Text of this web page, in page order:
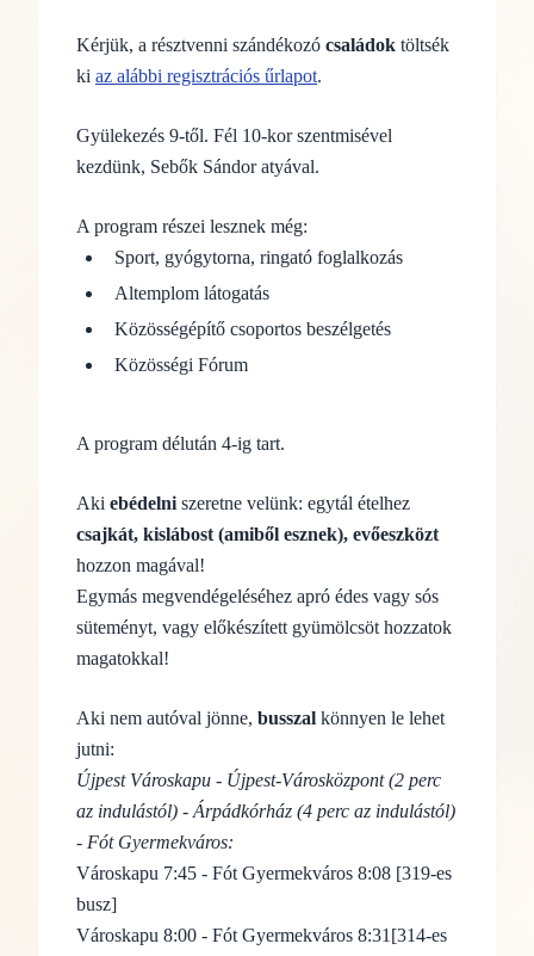
Kérjük, a résztvenni szándékozó családok töltsék
ki az alábbi regisztrációs űrlapot.
Gyülekezés 9-től. Fél 10-kor szentmisével
kezdünk, Sebők Sándor atyával.
A program részei lesznek még:
Sport, gyógytorna, ringató foglalkozás
Altemplom látogatás
Közösségépítő csoportos beszélgetés
Közösségi Fórum
A program délután 4-ig tart.
Aki ebédelni szeretne velünk: egytál ételhez
csajkát, kislábost (amiből esznek), evőeszközt
hozzon magával!
Egymás megvendégeléséhez apró édes vagy sós
süteményt, vagy előkészített gyümölcsöt hozzatok
magatokkal!
Aki nem autóval jönne, busszal könnyen le lehet
jutni:
Újpest Városkapu - Újpest-Városközpont (2 perc
az indulástól) - Árpádkórház (4 perc az indulástól)
- Fót Gyermekváros:
Városkapu 7:45 - Fót Gyermekváros 8:08 [319-es
busz]
Városkapu 8:00 - Fót Gyermekváros 8:31[314-es